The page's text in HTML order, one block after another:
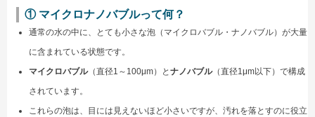
① マイクロナノバブルって何？
通常の水の中に、とても小さな泡（マイクロバブル・ナノバブル）が大量
に含まれている状態です。
マイクロバブル（直径1～100μm）と ナノバブル（直径1μm以下）で構成
されています。
これらの泡は、目には見えないほど小さいですが、汚れを落とすのに役立